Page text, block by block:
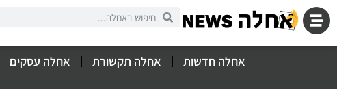
אחלה חדשות אחלה תקשורת אחלה עסקים